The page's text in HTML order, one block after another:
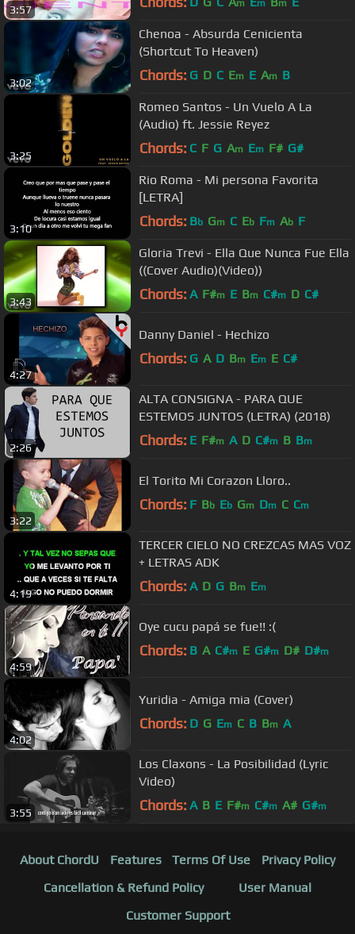
3:57
m m m
3:02
Chenoa - Absurda Cenicienta
(Shortcut To Heaven)
Chords: G D C Em E Am B
3:25
Romeo Santos - Un Vuelo A La
(Audio) ft. Jessie Reyez
Chords: C F G Am Em F# G#
3:10
Rio Roma - Mi persona Favorita
[LETRA]
Chords: Bb Gm C Eb Fm Ab F
3:43
Gloria Trevi - Ella Que Nunca Fue Ella
((Cover Audio)(Video))
Chords: A F#m E Bm C#m D C#
4:27
Danny Daniel - Hechizo
Chords: G A D Bm Em E C#
2:26
ALTA CONSIGNA - PARA QUE
ESTEMOS JUNTOS (LETRA) (2018)
Chords: E F#m A D C#m B Bm
3:22
El Torito Mi Corazon Lloro..
Chords: F Bb Eb Gm Dm C Cm
4:19
TERCER CIELO NO CREZCAS MAS VOZ
+ LETRAS ADK
Chords: A D G Bm Em
4:59
Oye cucu papá se fue!! :(
Chords: B A C#m E G#m D# D#m
4:02
Yuridia - Amiga mia (Cover)
Chords: D G Em C B Bm A
3:55
Los Claxons - La Posibilidad (Lyric
Video)
Chords: A B E F#m C#m A# G#m
About ChordU Features Terms Of Use
Privacy Policy
Cancellation & Refund Policy
User Manual
Customer Support